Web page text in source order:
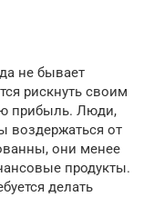
не бывает
рискнуть своим
прибыль. Люди,
воздержаться от
они менее
продукты.
делать